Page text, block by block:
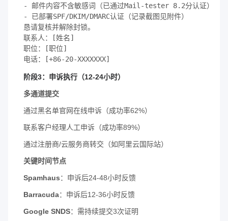
- 邮件内容不含敏感词（已通过Mail-tester 8.2分认证）
- 已部署SPF/DKIM/DMARC认证（记录截图见附件）
恳请复核并解除封锁。
联系人：[姓名]
职位：[职位]
电话：[+86-20-XXXXXXX]
阶段3：申诉执行（12-24小时）
多通道提交
通过黑名单官网在线申诉（成功率62%）
联系客户经理人工申诉（成功率89%）
通过注册商/云服务商转交（如阿里云国际站）
关键时间节点
Spamhaus：申诉后24-48小时反馈
Barracuda：申诉后12-36小时反馈
Google SNDS：需持续提交3次证明